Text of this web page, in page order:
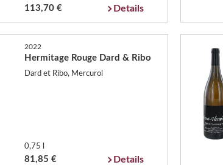
113,70 € Details
2022
Hermitage Rouge Dard & Ribo
Dard et Ribo, Mercurol
0,75 l
81,85 € Details